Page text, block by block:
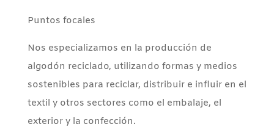
Puntos focales
Nos especializamos en la producción de
algodón reciclado, utilizando formas y medios
sostenibles para reciclar, distribuir e influir en el
textil y otros sectores como el embalaje, el
exterior y la confección.